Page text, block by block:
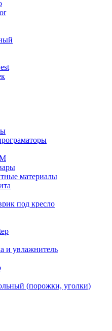
материалы
под кресло
и увлажнитель
(порожки, уголки)